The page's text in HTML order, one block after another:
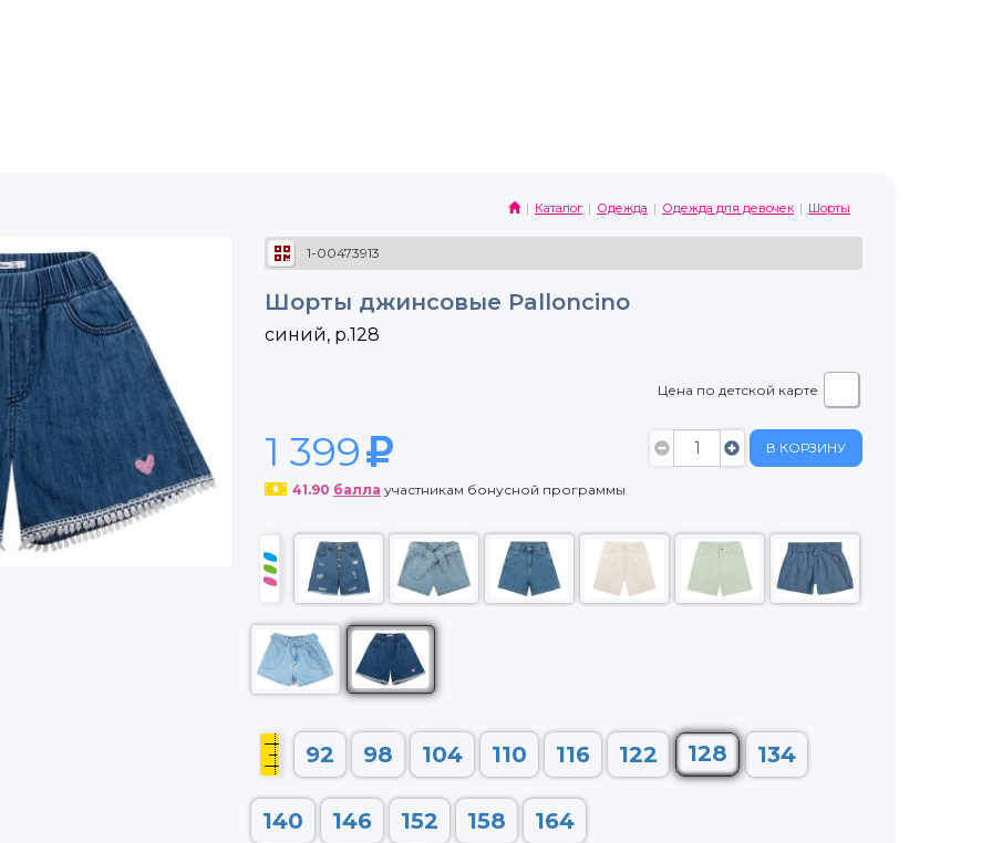
Каталог Одежда Одежда для девочек Шорты
1-00473913
Шорты джинсовые Palloncino
синий, р.128
Цена по детской карте
1 399 В КОРЗИНУ
41.90 балла участникам бонусной программы
92 98 104 110 116 122 128 134
140 146 152 158 164